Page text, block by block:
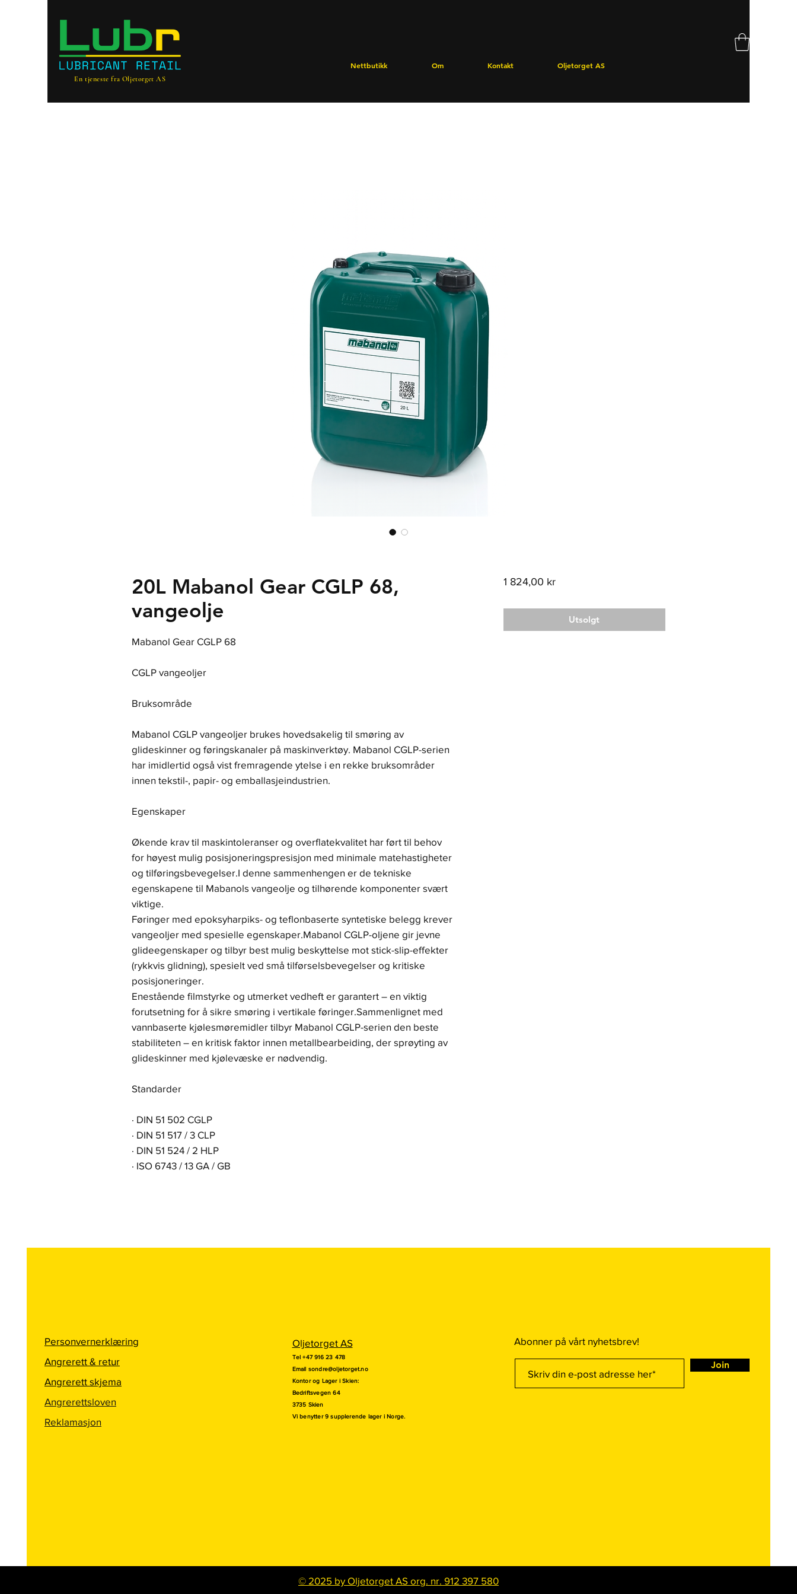
En tjeneste fra Oljetorget AS
Nettbutikk Om Kontakt Oljetorget AS
20L Mabanol Gear CGLP 68,
vangeolje
Mabanol Gear CGLP 68
CGLP vangeoljer
Bruksområde
Mabanol CGLP vangeoljer brukes hovedsakelig til smøring av
glideskinner og føringskanaler på maskinverktøy. Mabanol CGLP-serien
har imidlertid også vist fremragende ytelse i en rekke bruksområder
innen tekstil-, papir- og emballasjeindustrien.
Egenskaper
Økende krav til maskintoleranser og overflatekvalitet har ført til behov
for høyest mulig posisjoneringspresisjon med minimale matehastigheter
og tilføringsbevegelser.I denne sammenhengen er de tekniske
egenskapene til Mabanols vangeolje og tilhørende komponenter svært
viktige.
Føringer med epoksyharpiks- og teflonbaserte syntetiske belegg krever
vangeoljer med spesielle egenskaper.Mabanol CGLP-oljene gir jevne
glideegenskaper og tilbyr best mulig beskyttelse mot stick-slip-effekter
(rykkvis glidning), spesielt ved små tilførselsbevegelser og kritiske
posisjoneringer.
Enestående filmstyrke og utmerket vedheft er garantert – en viktig
forutsetning for å sikre smøring i vertikale føringer.Sammenlignet med
vannbaserte kjølesmøremidler tilbyr Mabanol CGLP-serien den beste
stabiliteten – en kritisk faktor innen metallbearbeiding, der sprøyting av
glideskinner med kjølevæske er nødvendig.
Standarder
· DIN 51 502 CGLP
· DIN 51 517 / 3 CLP
· DIN 51 524 / 2 HLP
· ISO 6743 / 13 GA / GB
1 824,00 krPris
Utsolgt
Personvernerklæring
Angrerett & retur
Angrerett skjema
Angrerettsloven
Reklamasjon
Oljetorget AS
Tel +47 916 23 478
Email sondre@oljetorget.no
Kontor og Lager i Skien:
Bedriftsvegen 64
3735 Skien
Vi benytter 9 supplerende lager i Norge.
Abonner på vårt nyhetsbrev!
Join
© 2025 by Oljetorget AS org. nr. 912 397 580